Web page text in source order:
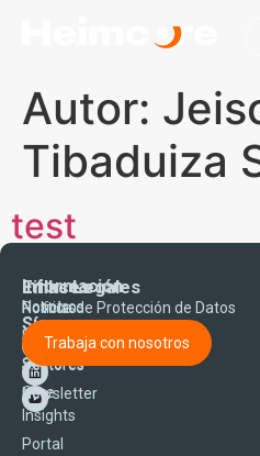
Autor:
Tibaduiza
test
Síguenos
Información
Nosotros
Soluciones
Sectores
Core
Insights
Portal
Enlaces
Noticias
Blog
Sectores
Newsletter
Links Legales
Política de Protección de Datos
Trabaja con nosotros